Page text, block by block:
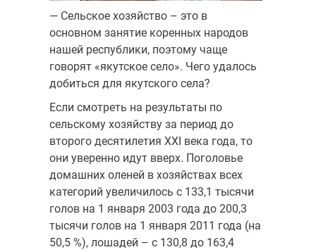
— Сельское хозяйство – это в
основном занятие коренных народов
нашей республики, поэтому чаще
говорят «якутское село». Чего удалось
добиться для якутского села?
Если смотреть на результаты по
сельскому хозяйству за период до
второго десятилетия XXI века года, то
они уверенно идут вверх. Поголовье
домашних оленей в хозяйствах всех
категорий увеличилось с 133,1 тысячи
голов на 1 января 2003 года до 200,3
тысячи голов на 1 января 2011 года (на
50,5 %), лошадей – с 130,8 до 163,4